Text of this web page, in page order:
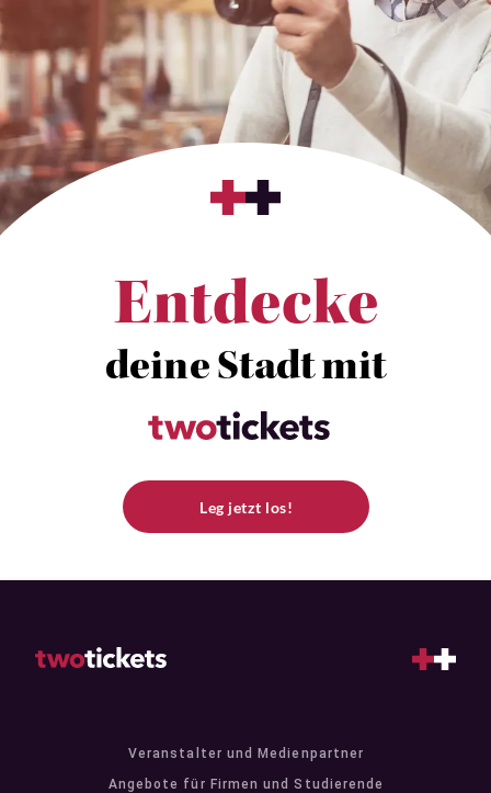
Entdecke
deine Stadt mit
Leg jetzt los!
Veranstalter und Medienpartner
Angebote für Firmen und Studierende